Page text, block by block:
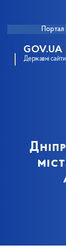
Портал
GOV.UA
Державні сайти